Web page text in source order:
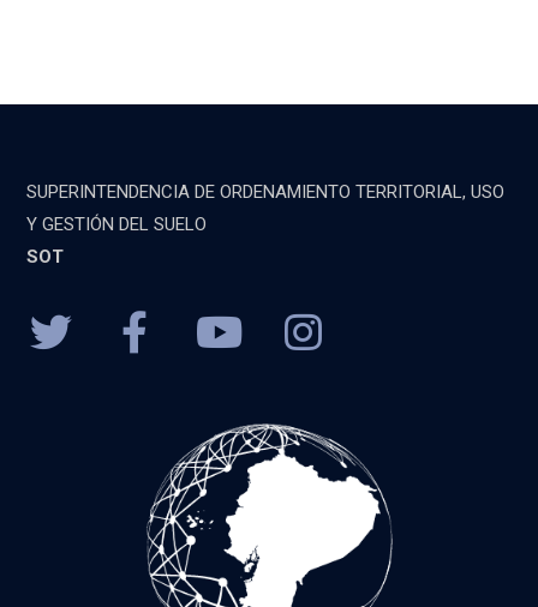
SUPERINTENDENCIA DE ORDENAMIENTO TERRITORIAL, USO
Y GESTIÓN DEL SUELO
SOT